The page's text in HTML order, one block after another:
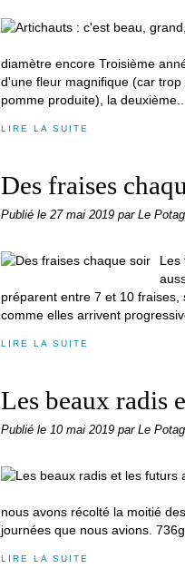
diamètre encore Troisième
d'une fleur magnifique (car
pomme produite), la deuxième...
LIRE LA SUITE
Des fraises
Publié le 27 mai 2019 par Le
Les
préparent entre 7 et 10
comme elles arrivent
LIRE LA SUITE
Les beaux radis
Publié le 10 mai 2019 par Le
nous avons récolté la moitié
journées que nous avions.
LIRE LA SUITE